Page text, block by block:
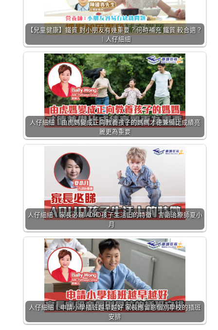
【兒童健康】鐵質 對小朋友有幾重要？何時補充 鐵質 較合適？
︱人仔細細
人仔細細｜由虎媽變成正向教養孩子的媽媽才德兼備比成績亮
麗更為重要
人仔細細｜家長必睇 ADHD孩子生活上的特徵｜言語治療師夏小
月
人仔細細｜申請小學插班越早越好 家長應留意個別學校的插班
安排